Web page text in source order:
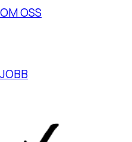
OM OSS
JOBB